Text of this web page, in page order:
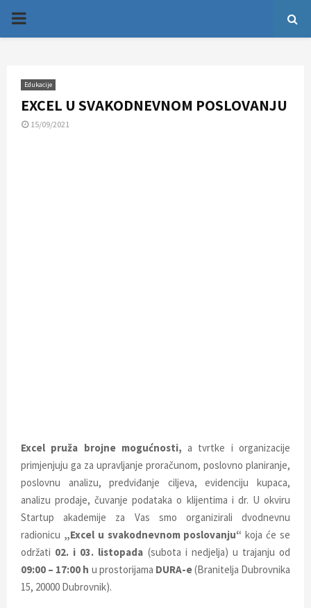
P
M
Edukacije
EXCEL U SVAKODNEVNOM POSLOVANJU
15/09/2021
Excel pruža brojne mogućnosti, a tvrtke i organizacije
primjenjuju ga za upravljanje proračunom, poslovno planiranje,
poslovnu analizu, predviđanje ciljeva, evidenciju kupaca,
analizu prodaje, čuvanje podataka o klijentima i dr. U okviru
Startup akademije za Vas smo organizirali dvodnevnu
radionicu „Excel u svakodnevnom poslovanju“koja će se
održati 02. i 03. listopada (subota i nedjelja) u trajanju od
09:00 – 17:00 h u prostorijama DURA-e(Branitelja Dubrovnika
15, 20000 Dubrovnik).